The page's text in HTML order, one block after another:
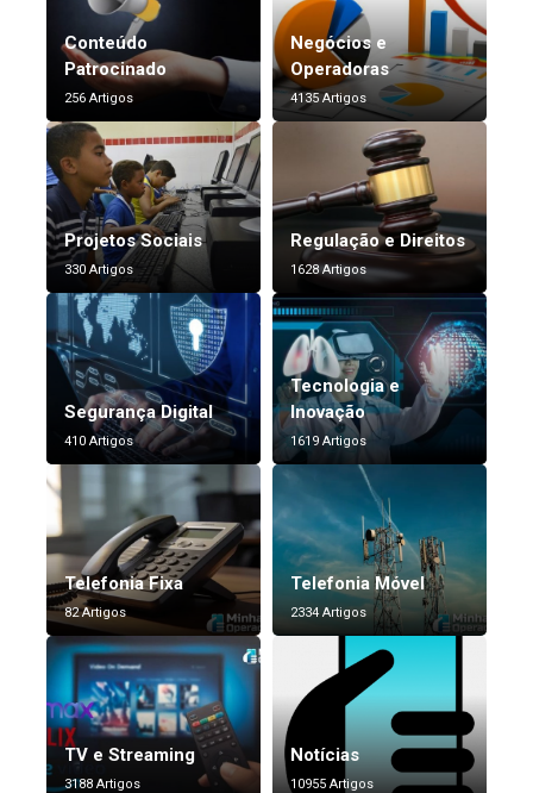
Conteúdo
Patrocinado
256 Artigos
Negócios e
Operadoras
4135 Artigos
Projetos Sociais
330 Artigos
Regulação e Direitos
1628 Artigos
Segurança Digital
410 Artigos
Tecnologia e
Inovação
1619 Artigos
Telefonia Fixa
82 Artigos
Telefonia Móvel
2334 Artigos
TV e Streaming
3188 Artigos
Notícias
10955 Artigos